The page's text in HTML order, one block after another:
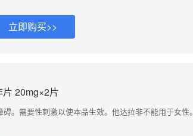
立即购买>>
20mg×2片
。需要性刺激以使本品生效。他达拉非不能用于女性。